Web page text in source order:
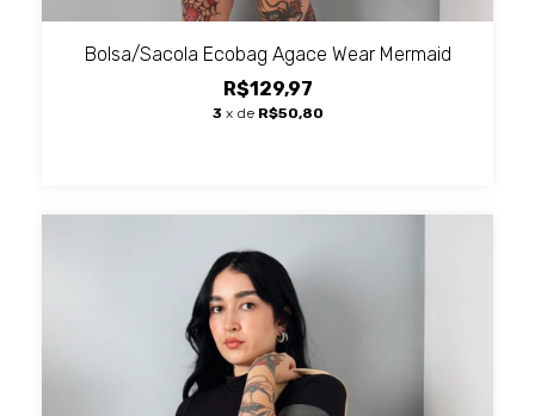
Bolsa/Sacola Ecobag Agace Wear Mermaid
R$129,97
3 x de R$50,80